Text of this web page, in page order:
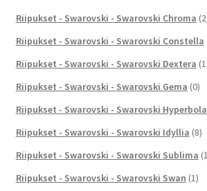
Riipukset - Swarovski - Swarovski Chroma
Riipukset - Swarovski - Swarovski Constella
Riipukset - Swarovski - Swarovski Dextera
Riipukset - Swarovski - Swarovski Gema (0)
Riipukset - Swarovski - Swarovski Hyperbola
Riipukset - Swarovski - Swarovski Idyllia (8)
Riipukset - Swarovski - Swarovski Sublima
Riipukset - Swarovski - Swarovski Swan (1)